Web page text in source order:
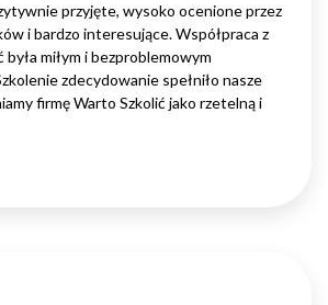
przyjęte, wysoko ocenione przez
i bardzo interesujące. Współpraca z
miłym i bezproblemowym
zdecydowanie spełniło nasze
firmę Warto Szkolić jako rzetelną i